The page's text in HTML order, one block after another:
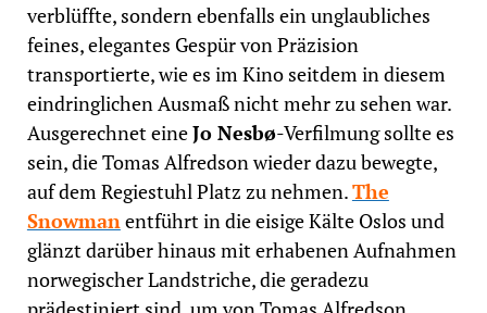
verblüffte, sondern ebenfalls ein unglaubliches
feines, elegantes Gespür von Präzision
transportierte, wie es im Kino seitdem in diesem
eindringlichen Ausmaß nicht mehr zu sehen war.
Ausgerechnet eineJo Nesbø-Verfilmung sollte es
sein, die Tomas Alfredson wieder dazu bewegte,
auf dem Regiestuhl Platz zu nehmen.The
Snowmanentführt in die eisige Kälte Oslos und
glänzt darüber hinaus mit erhabenen Aufnahmen
norwegischer Landstriche, die geradezu